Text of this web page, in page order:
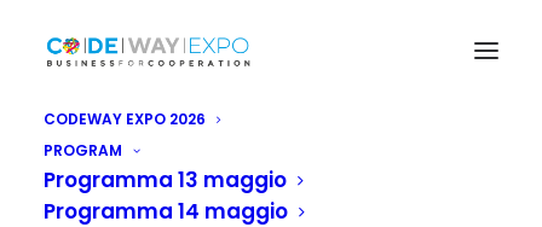
CODEWAY EXPO 2026
PROGRAM
Programma 13 maggio
Programma 14 maggio